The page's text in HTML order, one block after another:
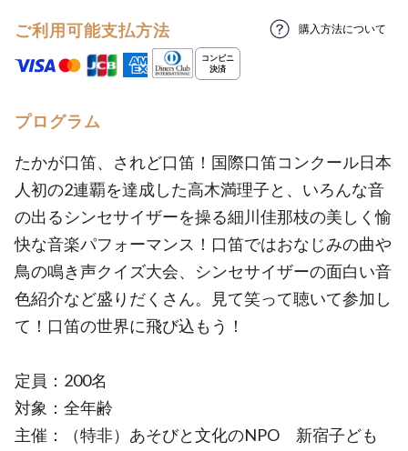
ご利用可能支払方法 購入方法について
プログラム
たかが口笛、されど口笛！国際口笛コンクール日本
人初の2連覇を達成した高木満理子と、いろんな音
の出るシンセサイザーを操る細川佳那枝の美しく愉
快な音楽パフォーマンス！口笛ではおなじみの曲や
鳥の鳴き声クイズ大会、シンセサイザーの面白い音
色紹介など盛りだくさん。見て笑って聴いて参加し
て！口笛の世界に飛び込もう！
定員：200名
対象：全年齢
主催：（特非）あそびと文化のNPO 新宿子ども